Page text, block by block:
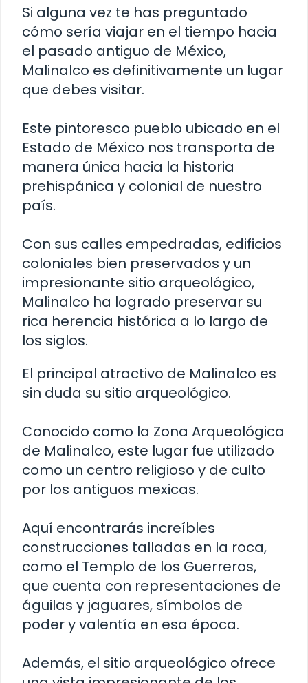
Si alguna vez te has preguntado
cómo sería viajar en el tiempo hacia
el pasado antiguo de México,
Malinalco es definitivamente un lugar
que debes visitar.
Este pintoresco pueblo ubicado en el
Estado de México nos transporta de
manera única hacia la historia
prehispánica y colonial de nuestro
país.
Con sus calles empedradas, edificios
coloniales bien preservados y un
impresionante sitio arqueológico,
Malinalco ha logrado preservar su
rica herencia histórica a lo largo de
los siglos.
El principal atractivo de Malinalco es
sin duda su sitio arqueológico.
Conocido como la Zona Arqueológica
de Malinalco, este lugar fue utilizado
como un centro religioso y de culto
por los antiguos mexicas.
Aquí encontrarás increíbles
construcciones talladas en la roca,
como el Templo de los Guerreros,
que cuenta con representaciones de
águilas y jaguares, símbolos de
poder y valentía en esa época.
Además, el sitio arqueológico ofrece